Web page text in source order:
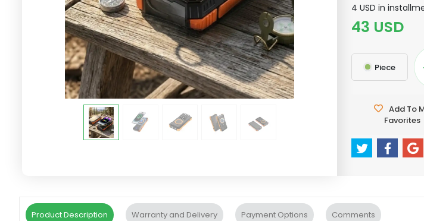
4 USD in
43 USD
Piece
Add To
Favorites
Product Description Warranty and Delivery Payment Options Comments